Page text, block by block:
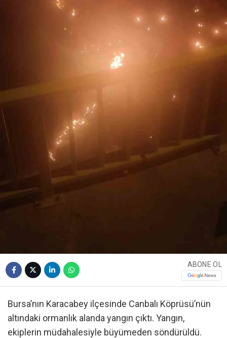
ABONE OL
Bursa’nın Karacabey ilçesinde Canbalı Köprüsü’nün
altındaki ormanlık alanda yangın çıktı. Yangın,
ekiplerin müdahalesiyle büyümeden söndürüldü.